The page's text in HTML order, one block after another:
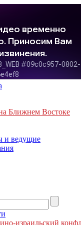
Ближнем Востоке
и ведущие
израильский